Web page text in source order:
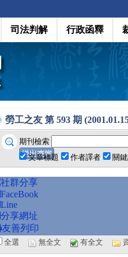
司法判解 行政函釋
勞工之友 第 593 期
期刊檢索
文章標題
作者譯者 關
社群分享
FaceBook
Line
分享網址
友善列印
全選 無全文 有全文